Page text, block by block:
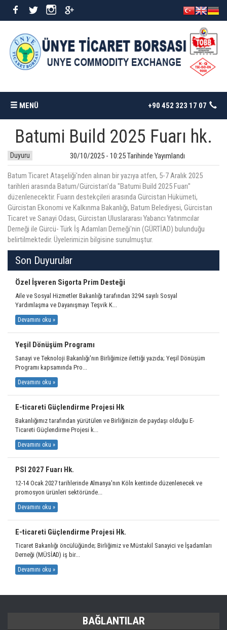
MENÜ +90 452 323 17 07
ANASAYFA
BORSAMIZ
İSTATISTIKLER
DÖKÜMANLAR
MEVZUAT
KVKK
GALERI
İLETIŞIM
Batumi Build 2025 Fuarı hk.
Duyuru 30/10/2025 - 10:25 Tarihinde Yayımlandı
Batum Ticaret Ataşeliği'nden alınan bir yazıya atfen, 5-7 Aralık 2025
tarihleri arasında Batum/Gürcistan'da "Batumi Build 2025 Fuarı"
düzenlenecektir. Fuarın destekçileri arasında Gürcistan Hükümeti,
Gürcistan Ekonomi ve Kalkınma Bakanlığı, Batum Belediyesi, Gürcistan
Ticaret ve Sanayi Odası, Gürcistan Uluslararası Yabancı Yatırımcılar
Derneği ile Gürcü- Türk İş Adamları Derneği'nin (GÜRTİAD) bulunduğu
belirtilmektedir. Üyelerimizin bilgisine sunulmuştur.
Son Duyurular
Özel İşveren Sigorta Prim Desteği
Aile ve Sosyal Hizmetler Bakanlığı tarafından 3294 sayılı Sosyal
Yardımlaşma ve Dayanışmayı Teşvik K...
Devamını oku »
Yeşil Dönüşüm Programı
Sanayi ve Teknoloji Bakanlığı'nın Birliğimize ilettiği yazıda; Yeşil Dönüşüm
Programı kapsamında Pro...
Devamını oku »
E-ticareti Güçlendirme Projesi Hk
Bakanlığımız tarafından yürütülen ve Birliğinizin de paydaşı olduğu E-
Ticareti Güçlendirme Projesi k...
Devamını oku »
PSI 2027 Fuarı Hk.
12-14 Ocak 2027 tarihlerinde Almanya'nın Köln kentinde düzenlenecek ve
promosyon ürünleri sektöründe...
Devamını oku »
E-ticareti Güçlendirme Projesi Hk.
Ticaret Bakanlığı öncülüğünde; Birliğimiz ve Müstakil Sanayici ve İşadamları
Derneği (MÜSİAD) iş bir...
Devamını oku »
BAĞLANTILAR